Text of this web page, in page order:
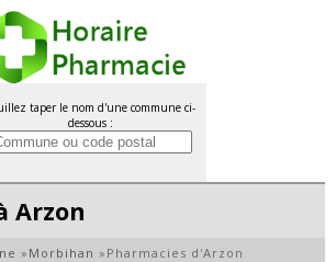
taper le nom d'une commune ci-
dessous :
Arzon
» Morbihan » Pharmacies d'Arzon